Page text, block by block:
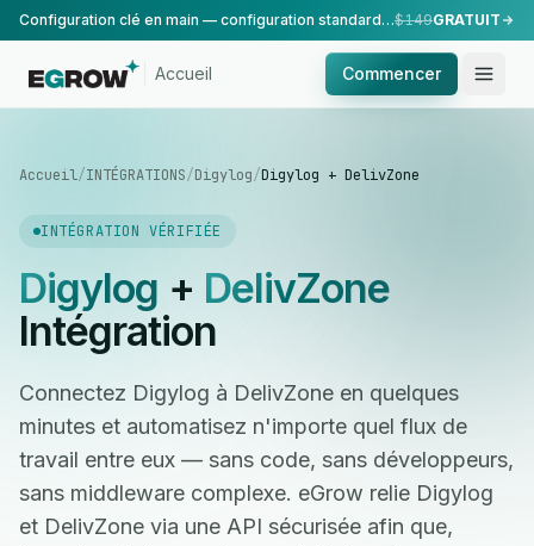
Configuration clé en main — configuration standard, réalisée par notre équipe.$149GRATUIT
Accueil Commencer
Accueil/INTÉGRATIONS/Digylog/Digylog + DelivZone
INTÉGRATION VÉRIFIÉE
Digylog + DelivZone
Intégration
Connectez Digylog à DelivZone en quelques
minutes et automatisez n'importe quel flux de
travail entre eux — sans code, sans développeurs,
sans middleware complexe. eGrow relie Digylog
et DelivZone via une API sécurisée afin que,